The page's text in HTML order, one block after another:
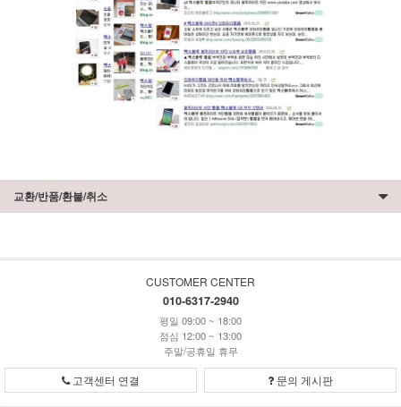
교환/반품/환불/취소
CUSTOMER CENTER
010-6317-2940
평일 09:00 ~ 18:00
점심 12:00 ~ 13:00
주말/공휴일 휴무
고객센터 연결 문의 게시판